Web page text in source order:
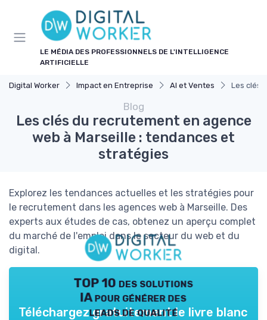
LE MÉDIA DES PROFESSIONNELS DE L'INTELLIGENCE
ARTIFICIELLE
Digital Worker Impact en Entreprise AI et Ventes Les clés
Blog
Les clés du recrutement en agence
web à Marseille : tendances et
stratégies
Explorez les tendances actuelles et les stratégies pour
le recrutement dans les agences web à Marseille. Des
experts aux études de cas, obtenez un aperçu complet
du marché de l'emploi dans le secteur du web et du
digital.
TOP 10 des solutions
IA pour générer des
leads de qualité
Téléchargez gratuitement le livre blanc